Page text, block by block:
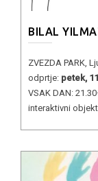
BILAL
ZVEZDA PARK,
odprtje: petek,
VSAK DAN:
interaktivni objekt